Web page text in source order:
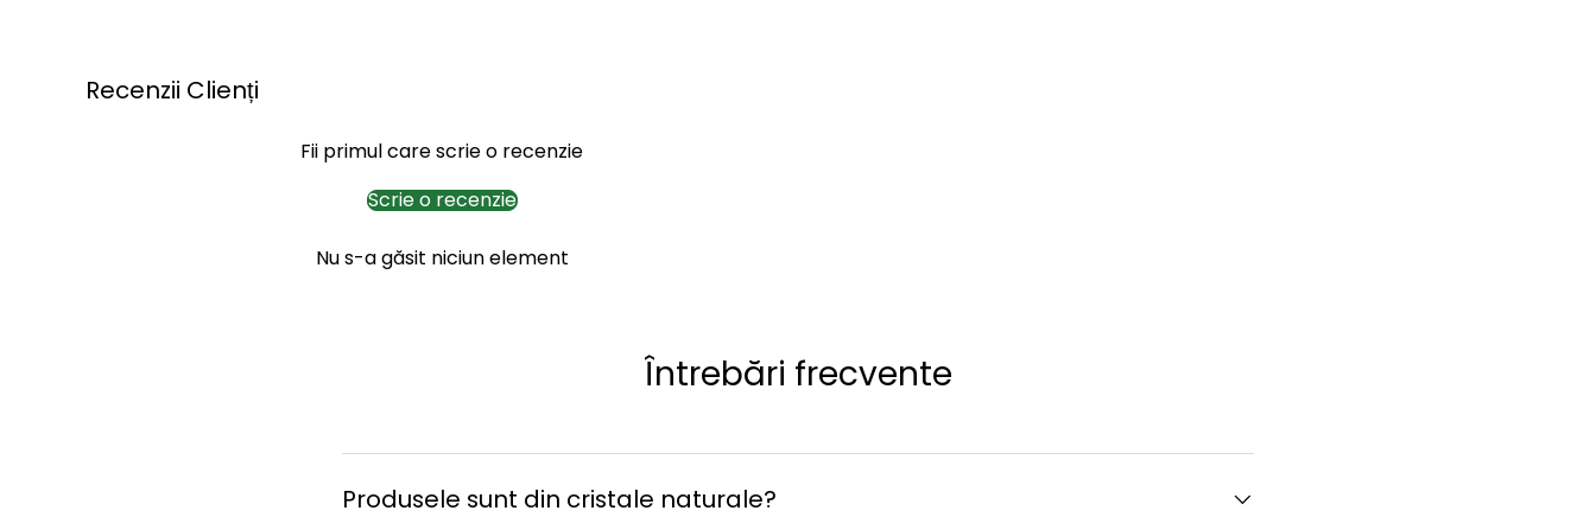
Recenzii Clienți
Fii primul care scrie o recenzie
Scrie o recenzie
Nu s-a găsit niciun element
Întrebări frecvente
Produsele sunt din cristale naturale?